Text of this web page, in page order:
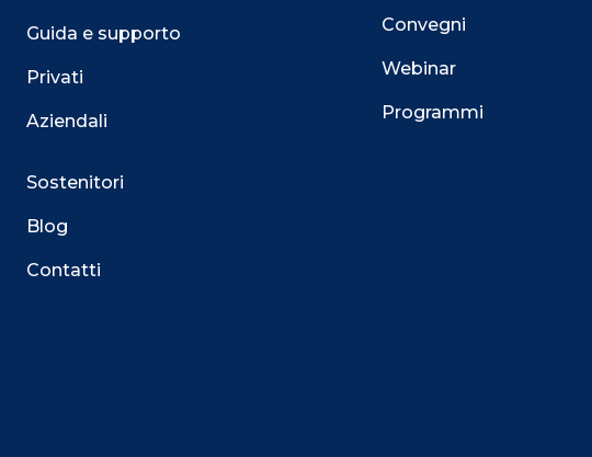
Guida e supporto
Privati
Aziendali
Sostenitori
Blog
Contatti
Convegni
Webinar
Programmi